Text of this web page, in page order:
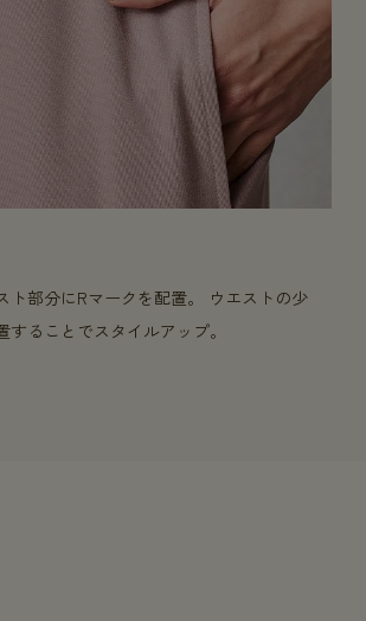
ト部分にRマークを配置。 ウエストの少
することでスタイルアップ。